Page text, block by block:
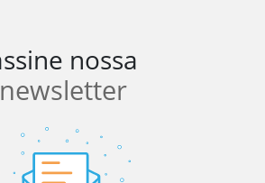
nossa
newsletter